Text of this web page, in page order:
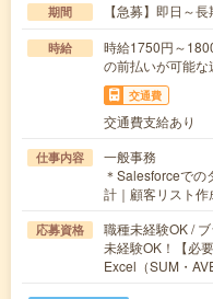
期間 【急募】即日～
時給
時給1750円～
の前払いが可能な
交通費
交通費支給あり
仕事内容
一般事務
＊Salesforceでの
計｜顧客リスト
応募資格
職種未経験OK /
未経験OK！【必
Excel（SUM・